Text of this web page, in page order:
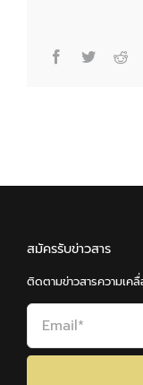
Facebook
Twitter
สมัครรับข่าวสาร
ติดตามข่าวสารความเค